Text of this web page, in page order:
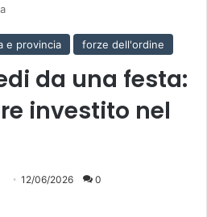
e provincia forze dell'ordine
da una festa:
investito nel
12/06/2026 0